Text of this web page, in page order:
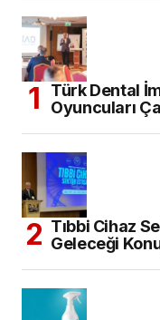
Türk Dental
Oyuncuları
Tıbbi Cihaz
Geleceği